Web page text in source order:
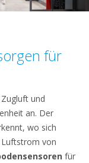
für
und
an. Der
wo sich
Luftstrom von
für